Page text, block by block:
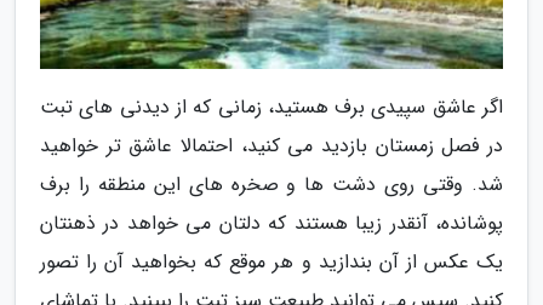
اگر عاشق سپیدی برف هستید، زمانی که از دیدنی های تبت
در فصل زمستان بازدید می کنید، احتمالا عاشق تر خواهید
شد. وقتی روی دشت ها و صخره های این منطقه را برف
پوشانده، آنقدر زیبا هستند که دلتان می خواهد در ذهنتان
یک عکس از آن بندازید و هر موقع که بخواهید آن را تصور